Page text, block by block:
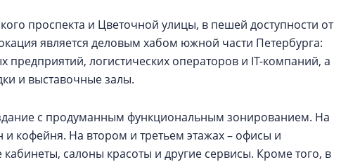
проспекта и Цветочной улицы, в пешей доступности от
является деловым хабом южной части Петербурга:
логистических операторов и IT-компаний, а
и выставочные залы.
с продуманным функциональным зонированием. На
кофейня. На втором и третьем этажах – офисы и
салоны красоты и другие сервисы. Кроме того, в